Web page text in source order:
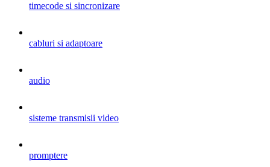
timecode si sincronizare
cabluri si adaptoare
audio
sisteme transmisii video
promptere